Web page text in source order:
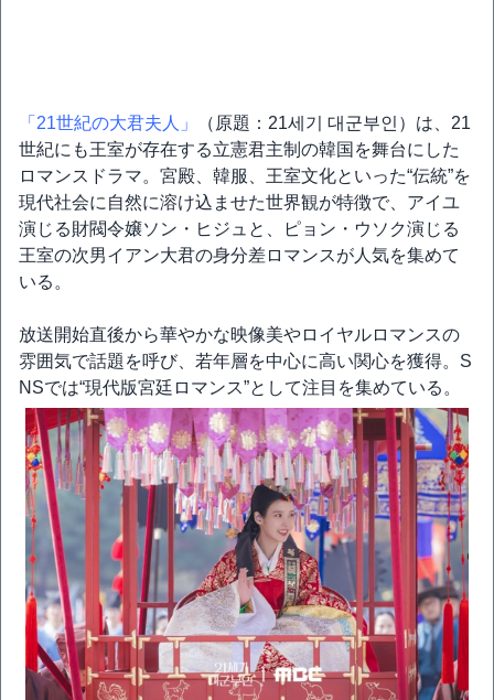
「21世紀の大君夫人」
（原題：21세기 대군부인）は、21
世紀にも王室が存在する立憲君主制の韓国を舞台にした
ロマンスドラマ。宮殿、韓服、王室文化といった“伝統”を
現代社会に自然に溶け込ませた世界観が特徴で、アイユ
演じる財閥令嬢ソン・ヒジュと、ピョン・ウソク演じる
王室の次男イアン大君の身分差ロマンスが人気を集めて
いる。
放送開始直後から華やかな映像美やロイヤルロマンスの
雰囲気で話題を呼び、若年層を中心に高い関心を獲得。S
NSでは“現代版宮廷ロマンス”として注目を集めている。